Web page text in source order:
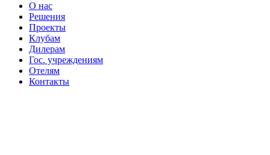
О нас
Решения
Проекты
Клубам
Дилерам
Гос. учреждениям
Отелям
Контакты